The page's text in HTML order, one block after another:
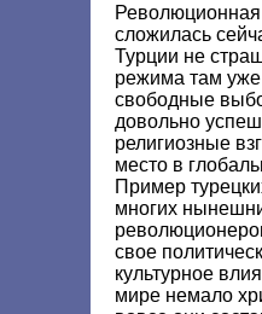
Революционная
сложилась
Турции не
режима там уже
свободные
довольно
религиозные
место в
Пример
многих
свое
культурное
мире немало